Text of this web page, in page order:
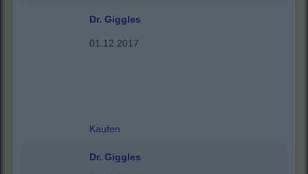
Dr. Giggles
01.12.2017
Kaufen
Dr. Giggles